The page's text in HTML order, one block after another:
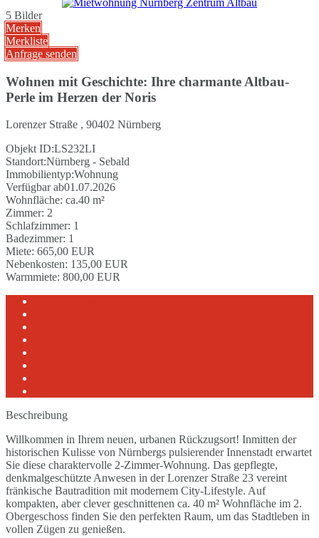
5 Bilder
Merken
Merkliste
Anfrage senden
Wohnen mit Geschichte: Ihre charmante Altbau-
Perle im Herzen der Noris
Lorenzer Straße , 90402 Nürnberg
Objekt ID:LS232LI
Standort:Nürnberg - Sebald
Immobilientyp:Wohnung
Verfügbar ab01.07.2026
Wohnfläche: ca.40 m²
Zimmer: 2
Schlafzimmer: 1
Badezimmer: 1
Miete: 665,00 EUR
Nebenkosten: 135,00 EUR
Warmmiete: 800,00 EUR
Beschreibung
Willkommen in Ihrem neuen, urbanen Rückzugsort! Inmitten der
historischen Kulisse von Nürnbergs pulsierender Innenstadt erwartet
Sie diese charaktervolle 2-Zimmer-Wohnung. Das gepflegte,
denkmalgeschützte Anwesen in der Lorenzer Straße 23 vereint
fränkische Bautradition mit modernem City-Lifestyle. Auf
kompakten, aber clever geschnittenen ca. 40 m² Wohnfläche im 2.
Obergeschoss finden Sie den perfekten Raum, um das Stadtleben in
vollen Zügen zu genießen.